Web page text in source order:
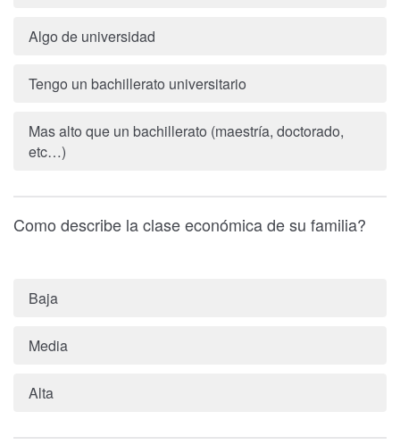
Algo de universidad
Tengo un bachillerato universitario
Mas alto que un bachillerato (maestría, doctorado,
etc…)
Como describe la clase económica de su familia?
Baja
Media
Alta